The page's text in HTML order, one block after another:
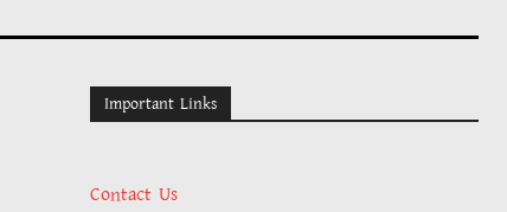
Important Links
Contact Us